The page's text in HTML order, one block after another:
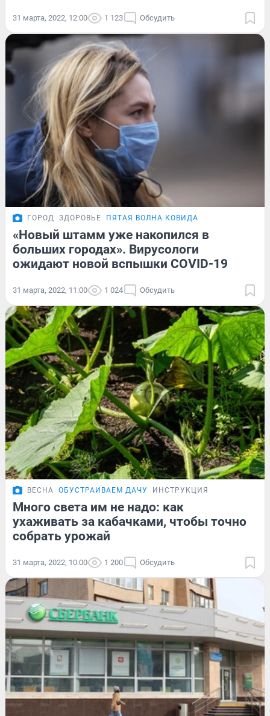
31 марта, 2022, 12:00 1 123 Обсудить
ГОРОД ЗДОРОВЬЕ ПЯТАЯ ВОЛНА КОВИДА
«Новый штамм уже накопился в
больших городах». Вирусологи
ожидают новой вспышки COVID-19
31 марта, 2022, 11:00 1 024 Обсудить
ВЕСНА ОБУСТРАИВАЕМ ДАЧУ ИНСТРУКЦИЯ
Много света им не надо: как
ухаживать за кабачками, чтобы точно
собрать урожай
31 марта, 2022, 10:00 1 200 Обсудить